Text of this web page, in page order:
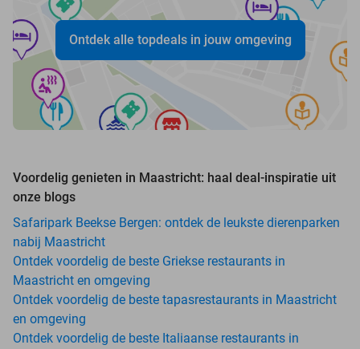
Ontdek alle topdeals in jouw omgeving
Voordelig genieten in Maastricht: haal deal-inspiratie uit
onze blogs
Safaripark Beekse Bergen: ontdek de leukste dierenparken
nabij Maastricht
Ontdek voordelig de beste Griekse restaurants in
Maastricht en omgeving
Ontdek voordelig de beste tapasrestaurants in Maastricht
en omgeving
Ontdek voordelig de beste Italiaanse restaurants in